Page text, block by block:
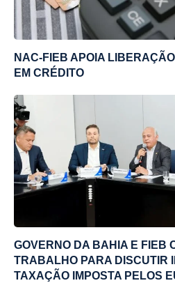
NAC-FIEB APOIA
EM CRÉDITO
GOVERNO DA BAHIA E FIEB
TRABALHO PARA DISCUTIR
TAXAÇÃO IMPOSTA PELOS